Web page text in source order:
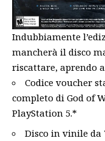
Indubbiamente
mancherà il disco
riscattare, aprendo
Codice voucher
completo di God of
PlayStation 5.*
Disco in vinile da